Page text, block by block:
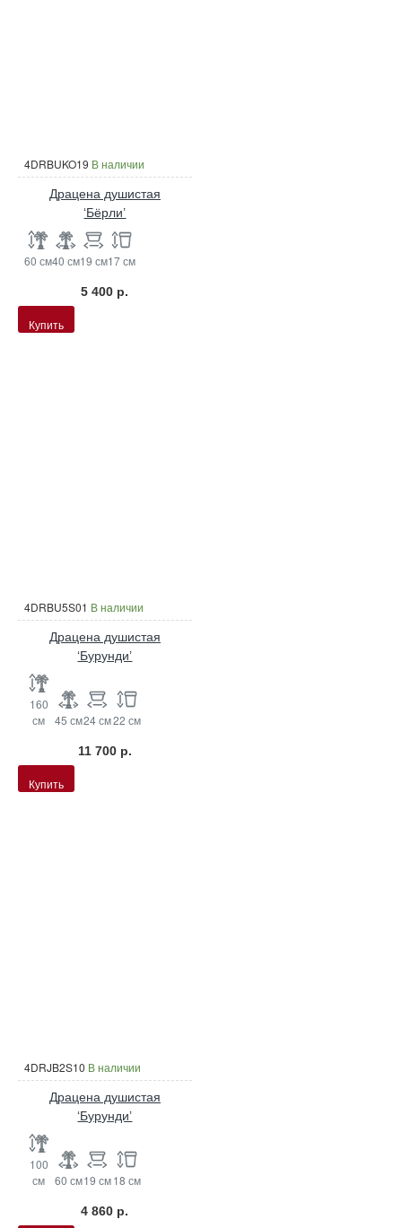
4DRBUKO19 В наличии
Драцена душистая
‘Бёрли’
60 см40 см19 см17 см
5 400 р.
Купить
4DRBU5S01 В наличии
Драцена душистая
‘Бурунди’
160
см
45 см24 см22 см
11 700 р.
Купить
4DRJB2S10 В наличии
Драцена душистая
‘Бурунди’
100
см
60 см19 см18 см
4 860 р.